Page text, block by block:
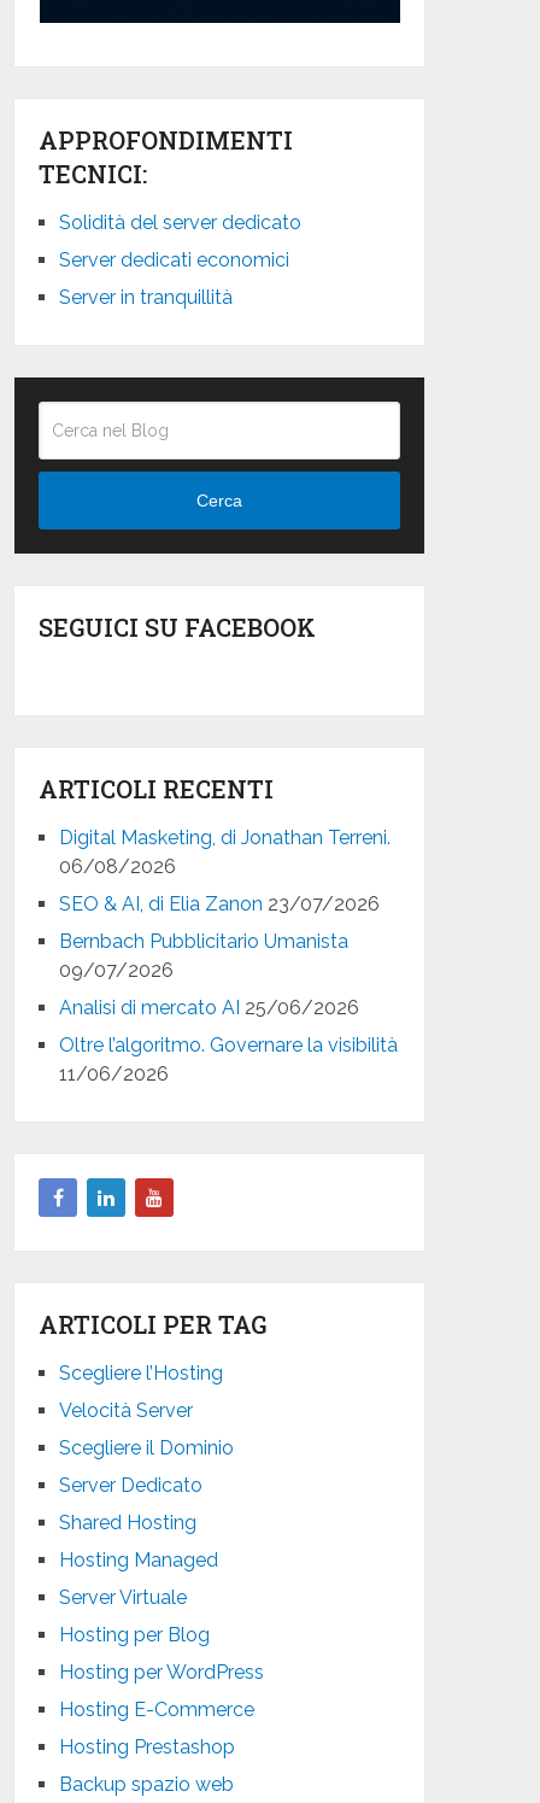
APPROFONDIMENTI
TECNICI:
Solidità del server dedicato
Server dedicati economici
Server in tranquillità
Cerca
SEGUICI SU FACEBOOK
ARTICOLI RECENTI
Digital Masketing, di Jonathan Terreni.
06/08/2026
SEO & AI, di Elia Zanon 23/07/2026
Bernbach Pubblicitario Umanista
09/07/2026
Analisi di mercato AI 25/06/2026
Oltre l’algoritmo. Governare la visibilità
11/06/2026
ARTICOLI PER TAG
Scegliere l’Hosting
Velocità Server
Scegliere il Dominio
Server Dedicato
Shared Hosting
Hosting Managed
Server Virtuale
Hosting per Blog
Hosting per WordPress
Hosting E-Commerce
Hosting Prestashop
Backup spazio web